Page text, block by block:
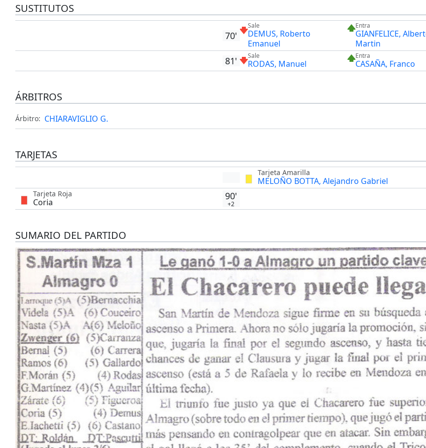
SUSTITUTOS
70'
Sale
DEMUS, Roberto
Emanuel
Entra
GIANFELICE,
Martin
81' Sale
RODAS, Manuel
Entra
CASAÑA, Franco
ÁRBITROS
Árbitro: CHIARAVIGLIO G.
TARJETAS
Tarjeta Amarilla
MELOÑO BOTTA, Alejandro Gabriel
Tarjeta Roja
Coria
90'
+2
SUMARIO DEL PARTIDO